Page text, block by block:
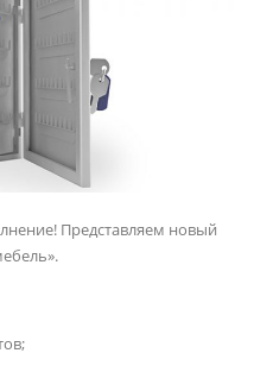
Представляем новый